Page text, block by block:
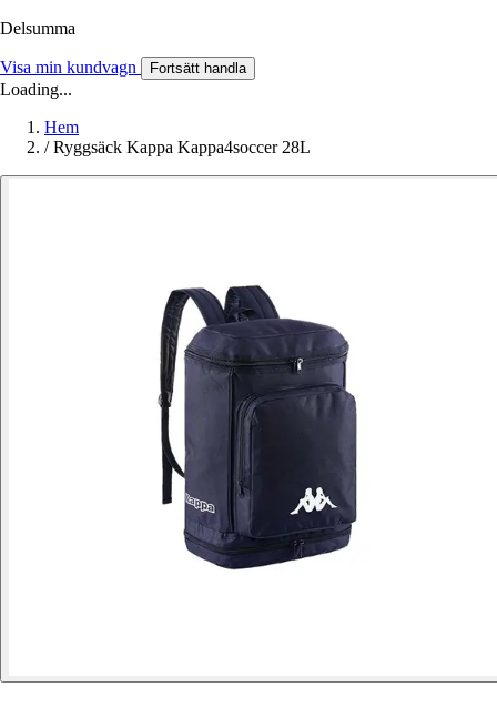
Delsumma
Visa min kundvagn Fortsätt handla
Loading...
Hem
/ Ryggsäck Kappa Kappa4soccer 28L